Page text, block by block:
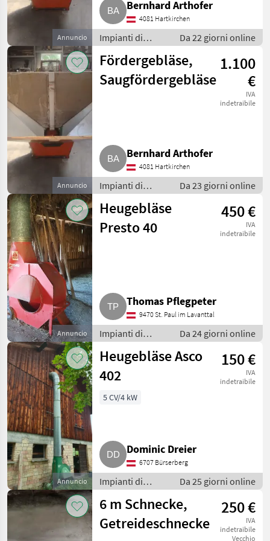
Annuncio
Bernhard Arthofer
4081 Hartkirchen
Impianti di
movimentazione
e trasporto /
Soffiatori
Da 22 giorni online
Annuncio
Fördergebläse,
Saugfördergebläse
1.100
€
IVA
indetraibile
Bernhard Arthofer
4081 Hartkirchen
Impianti di
movimentazione
e trasporto /
Soffiatori
Da 23 giorni online
Annuncio
Heugebläse
Presto 40
450 €
IVA
indetraibile
Thomas Pflegpeter
9470 St. Paul im Lavanttal
Impianti di
movimentazione
e trasporto /
Soffiatori
Da 24 giorni online
Annuncio
Heugebläse Asco
402
150 €
IVA
indetraibile
5 CV/4 kW
Dominic Dreier
6707 Bürserberg
Impianti di
movimentazione
e trasporto /
Soffiatori
Da 25 giorni online
6 m Schnecke,
Getreideschnecke
250 €
IVA
indetraibile
Vecchio